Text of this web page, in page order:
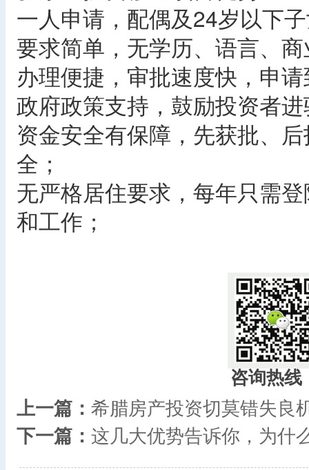
一人申请，配偶及24岁以下
要求简单，无学历、语言、
办理便捷，审批速度快，申
政府政策支持，鼓励投资者
资金安全有保障，先获批、
全；
无严格居住要求，每年只需
和工作；
咨询热线
上一篇： 希腊房产投资切莫错失良
下一篇： 这几大优势告诉你，为什